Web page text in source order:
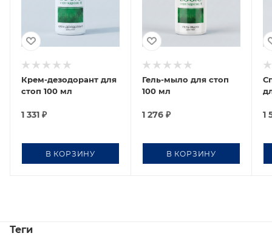
Крем-дезодорант для
стоп 100 мл
1 331 ₽
В КОРЗИНУ
Гель-мыло для стоп
100 мл
1 276 ₽
В КОРЗИНУ
1
Теги